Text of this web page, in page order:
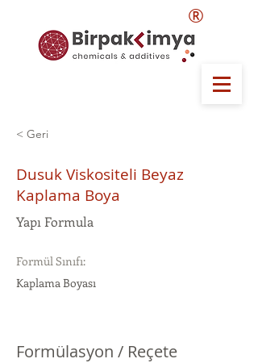
®
< Geri
Dusuk Viskositeli Beyaz
Kaplama Boya
Yapı Formula
Formül Sınıfı:
Kaplama Boyası
Formülasyon / Reçete